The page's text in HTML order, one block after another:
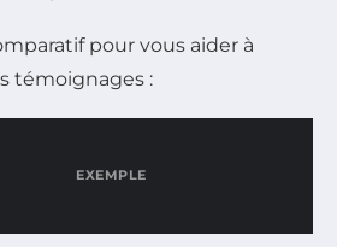
pour vous aider à
témoignages :
EXEMPLE